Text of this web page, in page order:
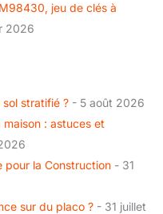
jeu de clés à
2026
sol stratifié ? - 5 août 2026
: astuces et
pour la Construction - 31
sur du placo ? - 31 juillet